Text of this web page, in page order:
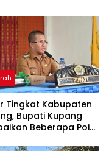
Tingkat Kabupaten
Bupati Kupang
Beberapa Point